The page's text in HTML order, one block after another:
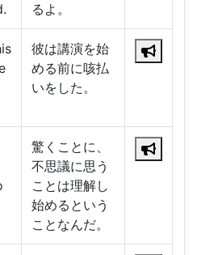
るよ。
彼は講演を始
める前に咳払
いをした。
驚くことに、
不思議に思う
ことは理解し
始めるという
ことなんだ。